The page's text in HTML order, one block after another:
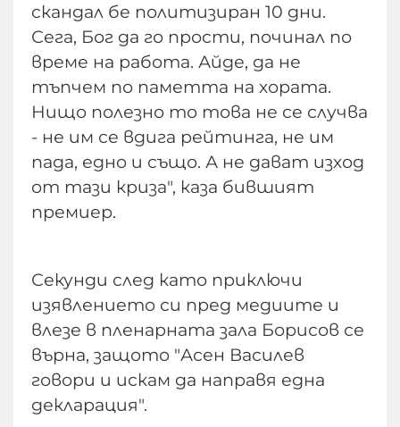
скандал бе политизиран 10 дни.
Сега, Бог да го прости, починал по
време на работа. Айде, да не
тъпчем по паметта на хората.
Нищо полезно то това не се случва
- не им се вдига рейтинга, не им
пада, едно и също. А не дават изход
от тази криза", каза бившият
премиер.
Секунди след като приключи
изявлението си пред медиите и
влезе в пленарната зала Борисов се
върна, защото "Асен Василев
говори и искам да направя една
декларация".